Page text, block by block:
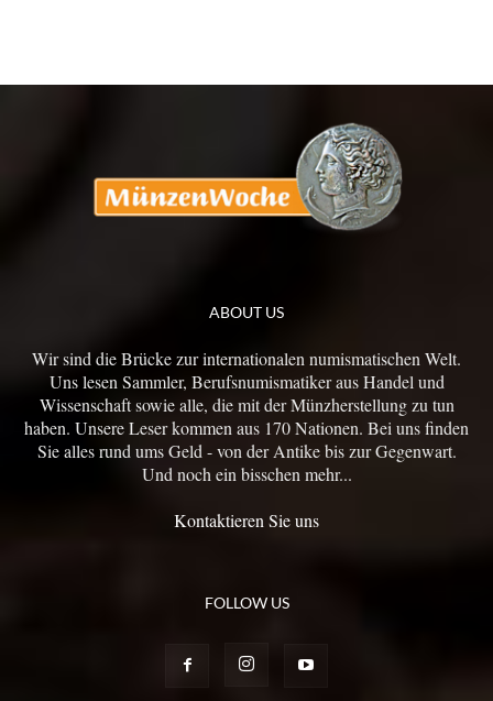
ABOUT US
Wir sind die Brücke zur internationalen numismatischen Welt.
Uns lesen Sammler, Berufsnumismatiker aus Handel und
Wissenschaft sowie alle, die mit der Münzherstellung zu tun
haben. Unsere Leser kommen aus 170 Nationen. Bei uns finden
Sie alles rund ums Geld - von der Antike bis zur Gegenwart.
Und noch ein bisschen mehr...
Kontaktieren Sie uns
FOLLOW US